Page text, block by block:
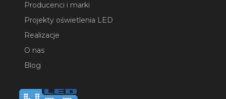
Producenci i marki
Projekty oświetlenia LED
Realizacje
O nas
Blog